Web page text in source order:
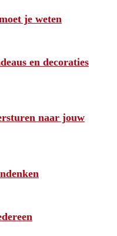
je weten
en decoraties
naar jouw